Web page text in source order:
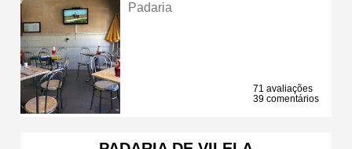
Padaria
71 avaliações
39 comentários